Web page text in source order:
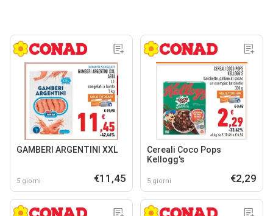
GAMBERI ARGENTINI XXL
5 giorni €11,45
Cereali Coco Pops
Kellogg's
5 giorni €2,29